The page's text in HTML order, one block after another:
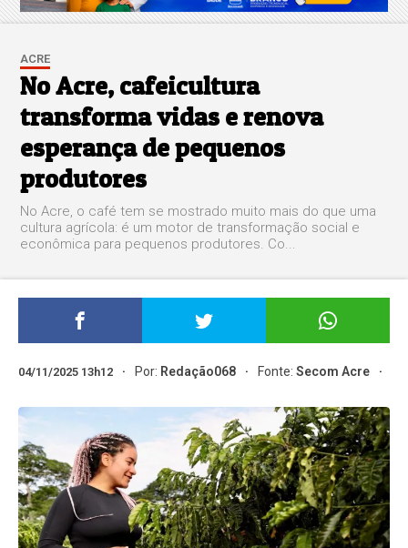
ACRE
No Acre, cafeicultura
transforma vidas e renova
esperança de pequenos
produtores
No Acre, o café tem se mostrado muito mais do que uma
cultura agrícola: é um motor de transformação social e
econômica para pequenos produtores. Co...
04/11/2025 13h12 Por: Redação068 Fonte:Secom Acre